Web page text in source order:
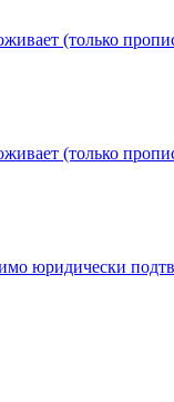
(только
(только
юридически